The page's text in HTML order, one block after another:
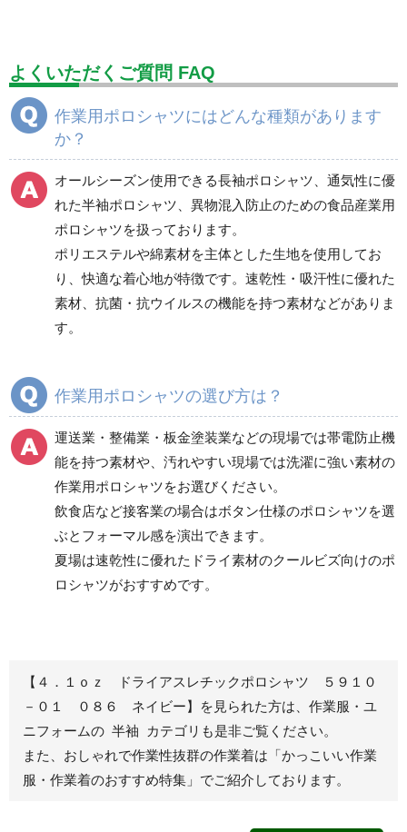
設備用品・作業補助用品 工事作業用品
分煙対策機器
電気保守用品
防災グッズ（防災セット） 救急医療品
商品カテゴリ一覧
ブルゾン
春夏長袖
食品産業用長袖
食品産業用半袖
クリーンウェア
通年
ジャンパー
通年
ワークパンツ
春夏ワークパンツ作業
通年ワークパンツ作業
食品産業用ワークパン
ツ
クリーンウェアワーク
パンツ
カーゴパンツ
通年カーゴパンツ作業
よくいただくご質問 FAQ
作業用ポロシャツにはどんな種類があります
か？
オールシーズン使用できる長袖ポロシャツ、通気性に優
れた半袖ポロシャツ、異物混入防止のための食品産業用
ポロシャツを扱っております。
ポリエステルや綿素材を主体とした生地を使用してお
り、快適な着心地が特徴です。速乾性・吸汗性に優れた
素材、抗菌・抗ウイルスの機能を持つ素材などがありま
す。
作業用ポロシャツの選び方は？
運送業・整備業・板金塗装業などの現場では帯電防止機
能を持つ素材や、汚れやすい現場では洗濯に強い素材の
作業用ポロシャツをお選びください。
飲食店など接客業の場合はボタン仕様のポロシャツを選
ぶとフォーマル感を演出できます。
夏場は速乾性に優れたドライ素材のクールビズ向けのポ
ロシャツがおすすめです。
【４．１ｏｚ ドライアスレチックポロシャツ ５９１０
－０１ ０８６ ネイビー】を見られた方は、作業服・ユ
ニフォームの 半袖 カテゴリも是非ご覧ください。
また、おしゃれで作業性抜群の作業着は 「かっこいい作業
服・作業着のおすすめ特集」 でご紹介しております。